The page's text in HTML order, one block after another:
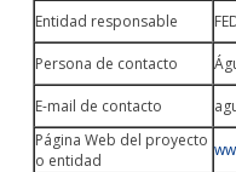
Entidad responsable
Persona de contacto
E-mail de contacto
Página Web del proyecto
o entidad